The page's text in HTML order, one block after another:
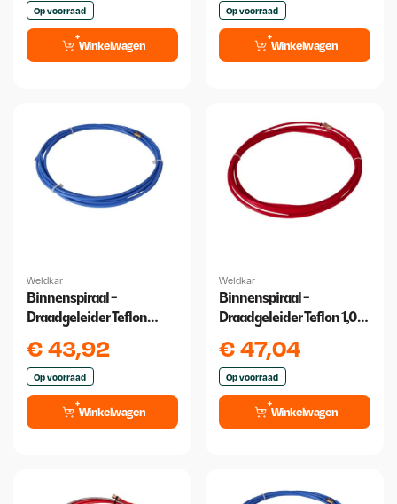
Op voorraad
Winkelwagen
Op voorraad
Winkelwagen
Weldkar
Binnenspiraal -
Draadgeleider Teflon
€43,92
Op voorraad
Winkelwagen
Weldkar
Binnenspiraal -
Draadgeleider Teflon 1,0
€47,04
Op voorraad
Winkelwagen